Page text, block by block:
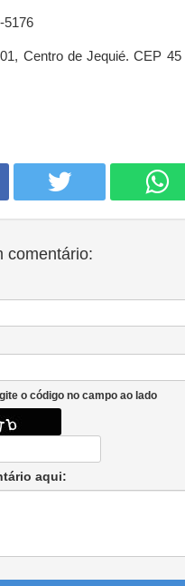
5176
Centro de Jequié. CEP 45
comentário:
o código no campo ao lado
aqui: